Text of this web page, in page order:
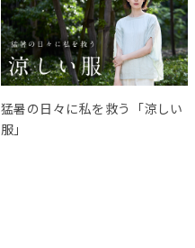
猛暑の日々に私を救う「涼しい
服」